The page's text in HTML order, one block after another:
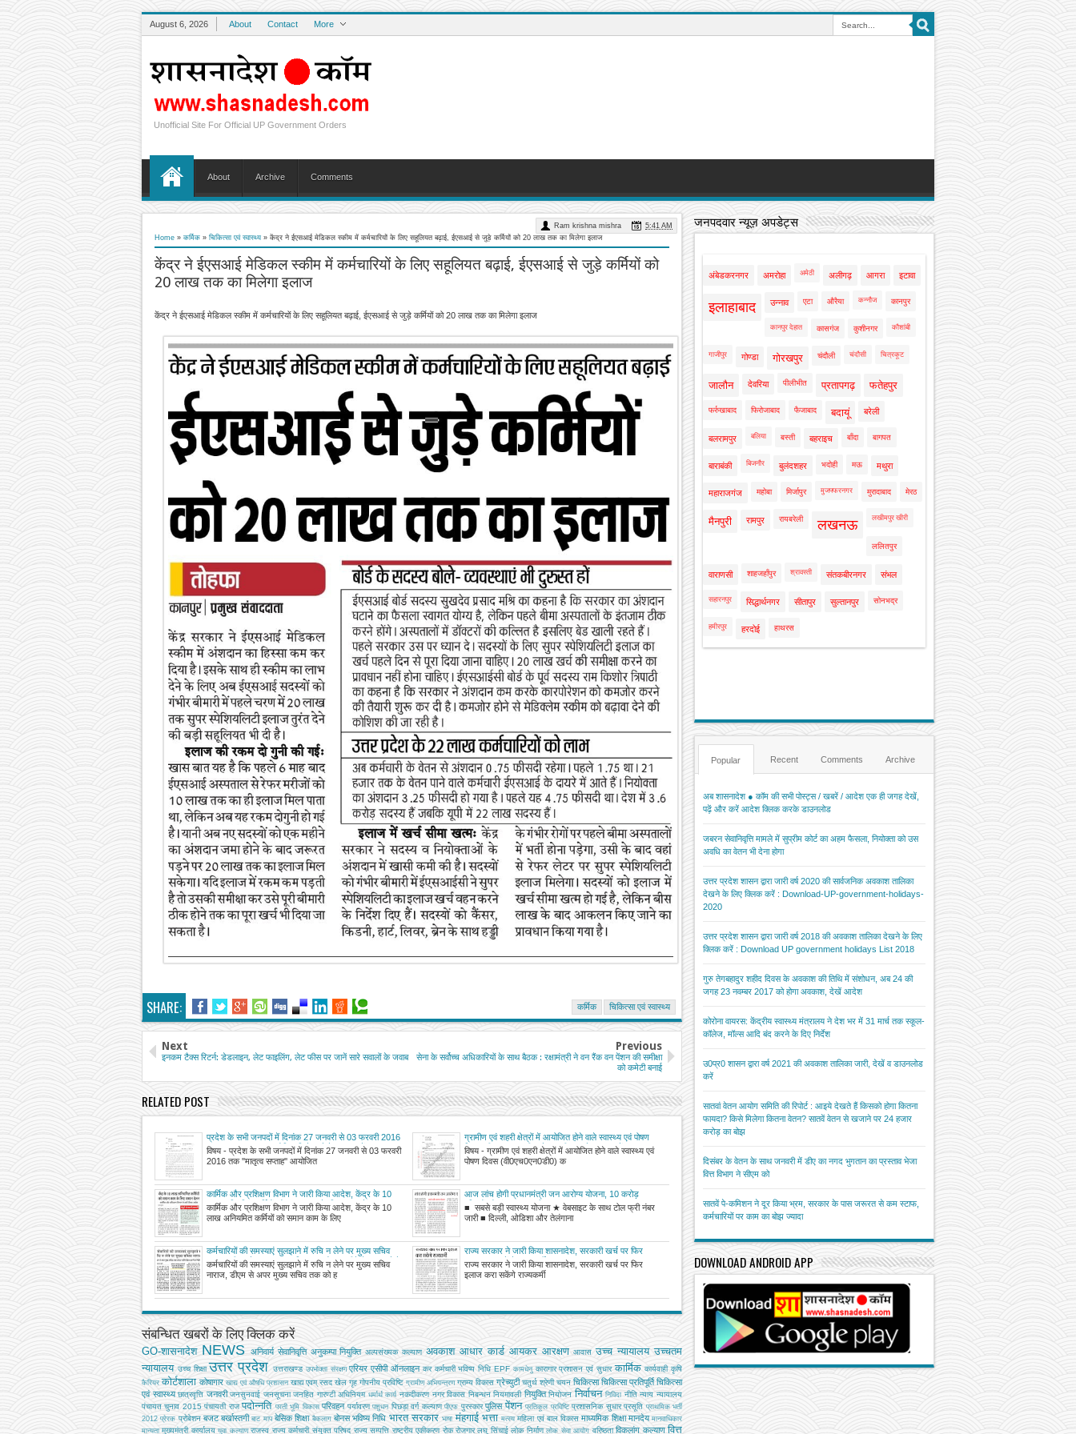
August 6, 2026 About Contact More
Unofficial Site For Official UP Government Orders
About Archive Comments
Home » कर्मिक » चिकित्‍सा एवं स्वास्थ्य » केंद्र ने ईएसआई मेडिकल स्कीम में कर्मचारियों के लिए सहूलियत बढ़ाई, ईएसआई से जुड़े कर्मियों को 20 लाख तक का मिलेगा इलाज
केंद्र ने ईएसआई मेडिकल स्कीम में कर्मचारियों के लिए सहूलियत बढ़ाई, ईएसआई से जुड़े कर्मियों को
20 लाख तक का मिलेगा इलाज
Ram krishna mishra 5:41 AM
कर्मिक चिकित्‍सा एवं स्वास्थ्य
केंद्र ने ईएसआई मेडिकल स्कीम में कर्मचारियों के लिए सहूलियत बढ़ाई, ईएसआई से जुड़े कर्मियों को 20 लाख तक का मिलेगा इलाज
SHARE:
Next
इनकम टैक्स रिटर्न: डेडलाइन, लेट फाइलिंग, लेट फीस पर जानें सारे सवालों के जवाब
Previous
सेना के सर्वोच्च अधिकारियों के साथ बैठक : रक्षामंत्री ने वन रैंक वन पेंशन की समीक्षा
को कमेटी बनाई
RELATED POST
प्रदेश के सभी जनपदों में दिनांक 27 जनवरी से 03 फरवरी 2016
तक ''मातृत्व सप्ताह'' आयोजित किये जाने के सम्बन्ध में।
विषय - प्रदेश के सभी जनपदों में दिनांक 27 जनवरी से 03 फरवरी
2016 तक ''मातृत्व सप्ताह'' आयोजित
ग्रामीण एवं शहरी क्षेत्रों में आयोजित होने वाले स्वास्थ्य एवं पोषण
दिवस (वी0एच0एन0डी0) के सुदृढ़ीकरण के सम्बन्ध में
विषय - ग्रामीण एवं शहरी क्षेत्रों में आयोजित होने वाले स्वास्थ्य एवं
पोषण दिवस (वी0एच0एन0डी0) क
कार्मिक और प्रशिक्षण विभाग ने जारी किया आदेश, केंद्र के 10
लाख अनियमित कर्मियों को समान काम के लिए समान वेतन
कार्मिक और प्रशिक्षण विभाग ने जारी किया आदेश, केंद्र के 10
लाख अनियमित कर्मियों को समान काम के लिए
आज लांच होगी प्रधानमंत्री जन आरोग्य योजना, 10 करोड़
परिवारों को पांच लाख रुपये तक सालाना मुफ्त इलाज
■ सबसे बड़ी स्वास्थ्य योजना ★ वेबसाइट के साथ टोल फ्री नंबर
जारी ■ दिल्ली, ओडिशा और तेलंगाना
कर्मचारियों की समस्याएं सुलझाने में रुचि न लेने पर मुख्य सचिव
नाराज, डीएम से अपर मुख्य सचिव तक को हर महीने बैठक करने के
निर्देश
कर्मचारियों की समस्याएं सुलझाने में रुचि न लेने पर मुख्य सचिव
नाराज, डीएम से अपर मुख्य सचिव तक को ह
राज्य सरकार ने जारी किया शासनादेश, सरकारी खर्च पर फिर
इलाज करा सकेंगे राज्यकर्मी
राज्य सरकार ने जारी किया शासनादेश, सरकारी खर्च पर फिर
इलाज करा सकेंगे राज्यकर्मी
संबन्धित खबरों के लिए क्लिक करें
GO-शासनादेश NEWS अनिवार्य सेवानिवृत्ति अनुकम्पा नियुक्ति अल्‍पसंख्‍यक कल्‍याण अवकाश आधार कार्ड आयकर आरक्षण आवास उच्च न्यायालय उच्चतम
न्यायालय उच्‍च शिक्षा उत्तर प्रदेश उत्तराखण्ड उपभोक्‍ता संरक्षण एरियर एसीपी ऑनलाइन कर कर्मचारी भविष्य निधि EPF कामधेनु कारागार प्रशासन एवं सुधार कार्मिक कार्यवाही कृषि
कैरियर कोर्टशाला कोषागार खाद्य एवं औषधि प्रशासन खाद्य एवम् रसद खेल गृह गोपनीय प्रविष्टि ग्रामीण अभियन्‍त्रण ग्राम्य विकास ग्रेच्युटी चतुर्थ श्रेणी चयन चिकित्सा चिकित्सा प्रतिपूर्ति चिकित्‍सा
एवं स्वास्थ्य छात्रवृत्ति जनवरी जनसुनवाई जनसूचना जनहित गारण्टी अधिनियम धर्मार्थ कार्य नकदीकरण नगर विकास निबन्‍धन नियमावली नियुक्ति नियोजन निर्वाचन निविदा नीति न्याय न्यायालय
पंचायत चुनाव 2015 पंचायती राज पदोन्नति परती भूमि विकास परिवहन पर्यावरण पशुधन पिछड़ा वर्ग कल्‍याण पीएफ पुरस्कार पुलिस पेंशन प्रतिकूल प्रविष्टि प्रशासनिक सुधार प्रसूति प्राथमिक भर्ती
2012 प्रेरक प्रोबेशन बजट बर्खास्तगी बाट माप बेसिक शिक्षा बैकलाग बोनस भविष्य निधि भारत सरकार भाषा मंहगाई भत्ता मत्‍स्‍य महिला एवं बाल विकास माध्यमिक शिक्षा मानदेय मानवाधिकार
मान्यता मुख्‍यमंत्री कार्यालय युवा कल्याण राजस्व राज्य कर्मचारी संयुक्त परिषद राज्य सम्पत्ति राष्ट्रीय एकीकरण रोक रोजगार लघु सिंचाई लोक निर्माण लोक सेवा आयोग वरिष्ठता विकलांग कल्याण वित्त
जनपदवार न्यूज़ अपडेट्स
अंबेडकरनगर अमरोहा अमेठी अलीगढ़ आगरा इटावा
इलाहाबाद उन्नाव एटा औरैया कन्नौज कानपुर
कानपुर देहात कासगंज कुशीनगर कौशांबी
गाजीपुर गोण्डा गोरखपुर चंदौली चंदौसी चित्रकूट
जालौन देवरिया पीलीभीत प्रतापगढ़ फतेहपुर
फर्रुखाबाद फिरोजाबाद फैजाबाद बदायूं बरेली
बलरामपुर बलिया बस्ती बहराइच बाँदा बागपत
बाराबंकी बिजनौर बुलंदशहर भदोही मऊ मथुरा
महाराजगंज महोबा मिर्जापुर मुजफ्फरनगर मुरादाबाद मेरठ
मैनपुरी रामपुर रायबरेली लखनऊ लखीमपुर खीरी
ललितपुर
वाराणसी शाहजहाँपुर श्रावस्ती संतकबीरनगर संभल
सहारनपुर सिद्धार्थनगर सीतापुर सुल्तानपुर सोनभद्र
हमीरपुर हरदोई हाथरस
Popular Recent Comments Archive
अब शासनादेश ● कॉम की सभी पोस्ट्स / खबरें / आदेश एक ही जगह देखें,
पढ़ें और करें आदेश क्लिक करके डाउनलोड
जबरन सेवानिवृत्ति मामले में सुप्रीम कोर्ट का अहम फैसला, नियोक्ता को उस
अवधि का वेतन भी देना होगा
उत्तर प्रदेश शासन द्वारा जारी वर्ष 2020 की सार्वजनिक अवकाश तालिका
देखने के लिए क्लिक करें : Download-UP-government-holidays-
2020
उत्तर प्रदेश शासन द्वारा जारी वर्ष 2018 की अवकाश तालिका देखने के लिए
क्लिक करें : Download UP government holidays List 2018
गुरु तेगबहादुर शहीद दिवस के अवकाश की तिथि में संशोधन, अब 24 की
जगह 23 नवम्बर 2017 को होगा अवकाश, देखें आदेश
कोरोना वायरस: केंद्रीय स्वास्थ्य मंत्रालय ने देश भर में 31 मार्च तक स्कूल-
कॉलेज, मॉल्स आदि बंद करने के दिए निर्देश
उ0प्र0 शासन द्वारा वर्ष 2021 की अवकाश तालिका जारी, देखें व डाउनलोड
करें
सातवां वेतन आयोग समिति की रिपोर्ट : आइये देखते हैं किसको होगा कितना
फायदा? किसे मिलेगा कितना वेतन? सातवें वेतन से खजाने पर 24 हजार
करोड़ का बोझ
दिसंबर के वेतन के साथ जनवरी में डीए का नगद भुगतान का प्रस्ताव भेजा
वित्त विभाग ने सीएम को
सातवें पे-कमिशन ने दूर किया भ्रम, सरकार के पास जरूरत से कम स्टाफ,
कर्मचारियों पर काम का बोझ ज्यादा
DOWNLOAD ANDROID APP